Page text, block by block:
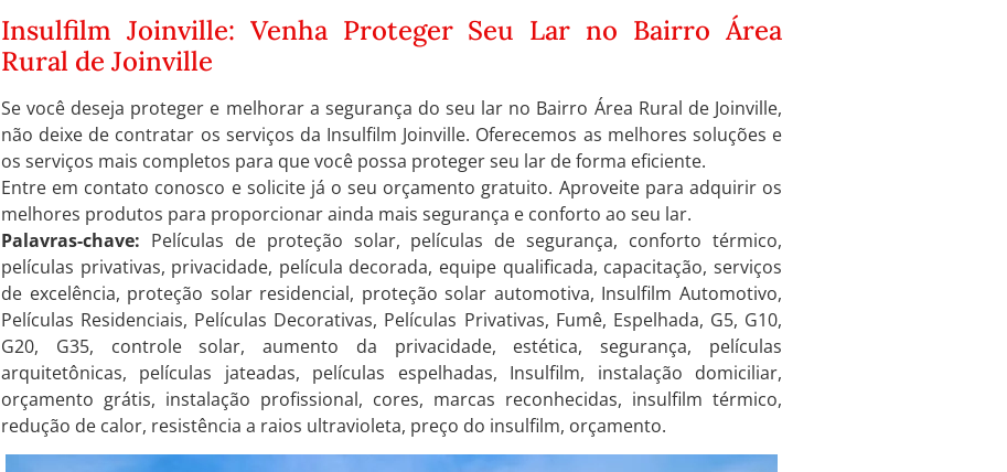
Insulfilm Joinville: Venha Proteger Seu Lar no Bairro Área
Rural de Joinville
Se você deseja proteger e melhorar a segurança do seu lar no Bairro Área Rural de Joinville,
não deixe de contratar os serviços da Insulfilm Joinville. Oferecemos as melhores soluções e
os serviços mais completos para que você possa proteger seu lar de forma eficiente.
Entre em contato conosco e solicite já o seu orçamento gratuito. Aproveite para adquirir os
melhores produtos para proporcionar ainda mais segurança e conforto ao seu lar.
Palavras-chave: Películas de proteção solar, películas de segurança, conforto térmico,
películas privativas, privacidade, película decorada, equipe qualificada, capacitação, serviços
de excelência, proteção solar residencial, proteção solar automotiva, Insulfilm Automotivo,
Películas Residenciais, Películas Decorativas, Películas Privativas, Fumê, Espelhada, G5, G10,
G20, G35, controle solar, aumento da privacidade, estética, segurança, películas
arquitetônicas, películas jateadas, películas espelhadas, Insulfilm, instalação domiciliar,
orçamento grátis, instalação profissional, cores, marcas reconhecidas, insulfilm térmico,
redução de calor, resistência a raios ultravioleta, preço do insulfilm, orçamento.